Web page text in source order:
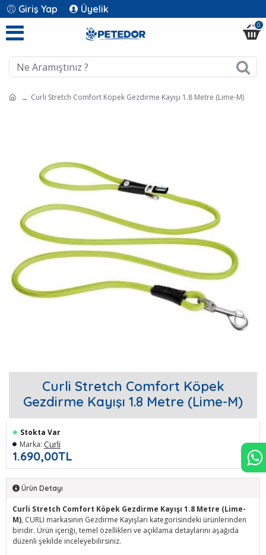
Giriş Yap Üyelik
0
Curli Stretch Comfort Köpek Gezdirme Kayışı 1.8 Metre (Lime-M)
Curli Stretch Comfort Köpek
Gezdirme Kayışı 1.8 Metre (Lime-M)
1.690,00TL
Stokta Var
Marka: Curli
Ürün Detayı
Curli Stretch Comfort Köpek Gezdirme Kayışı 1.8 Metre (Lime-
M), CURLI markasının Gezdirme Kayışları kategorisindeki ürünlerinden
biridir. Ürün içeriği, temel özellikleri ve açıklama detaylarını aşağıda
düzenli şekilde inceleyebilirsiniz.